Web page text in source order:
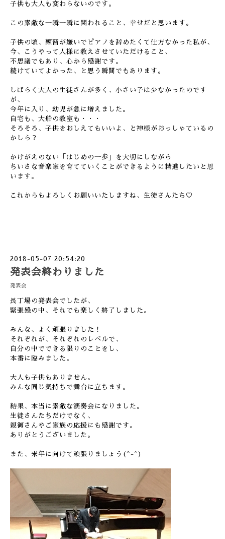
子供も大人も変わらないのです。
この素敵な一瞬一瞬に関われること、幸せだと思います。
子供の頃、練習が嫌いでピアノを辞めたくて仕方なかった私が、
今、こうやって人様に教えさせていただけること、
不思議でもあり、心から感謝です。
続けていてよかった、と思う瞬間でもあります。
しばらく大人の生徒さんが多く、小さい子は少なかったのです
が、
今年に入り、幼児が急に増えました。
自宅も、大船の教室も・・・
そろそろ、子供をおしえてもいいよ、と神様がおっしゃているの
かしら？
かけがえのない「はじめの一歩」を大切にしながら
ちいさな音楽家を育てていくことができるように精進したいと思
います。
これからもよろしくお願いいたしますね、生徒さんたち♡
2018-05-07 20:54:20
発表会終わりました
発表会
長丁場の発表会でしたが、
緊張感の中、それでも楽しく終了しました。
みんな、よく頑張りました！
それぞれが、それぞれのレベルで、
自分の中でできる限りのことをし、
本番に臨みました。
大人も子供もありません。
みんな同じ気持ちで舞台に立ちます。
結果、本当に素敵な演奏会になりました。
生徒さんたちだけでなく、
親御さんやご家族の応援にも感謝です。
ありがとうございました。
また、来年に向けて頑張りましょう(^-^)